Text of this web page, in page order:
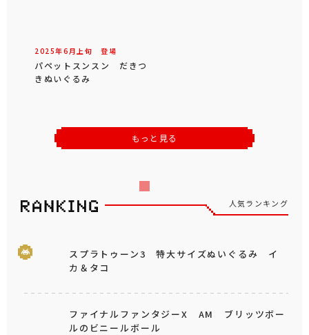
2025年6 月 上旬 登場
パペットスンスン だきつ
きぬいぐるみ
もっと見る
人気ランキング
スプラトゥーン3 特大サイズぬいぐるみ イ
カ＆タコ
ファイナルファンタジーX AM ブリッツボー
ルのビニールボール